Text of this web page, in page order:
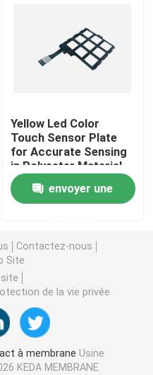
FAMILIER
acrylique
de silicone
Yellow Led Color
Touch Sensor Plate
for Accurate Sensing
in Polyester Material
envoyer une
Contactez-nous
Site
site
de la vie privée
à membrane Usine
KEDA MEMBRANE